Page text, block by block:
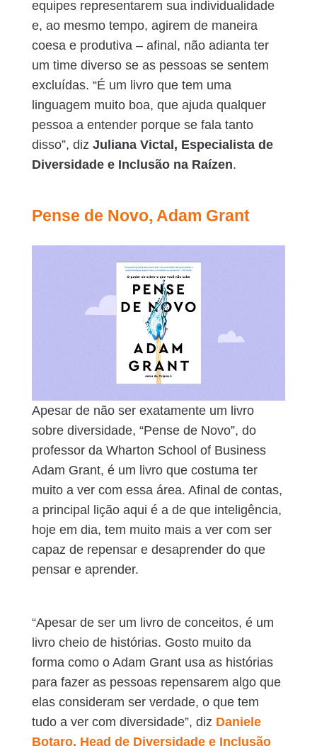
equipes representarem sua individualidade
e, ao mesmo tempo, agirem de maneira
coesa e produtiva – afinal, não adianta ter
um time diverso se as pessoas se sentem
excluídas. “É um livro que tem uma
linguagem muito boa, que ajuda qualquer
pessoa a entender porque se fala tanto
disso”, diz Juliana Victal, Especialista de
Diversidade e Inclusão na Raízen.
Pense de Novo, Adam Grant
Apesar de não ser exatamente um livro
sobre diversidade, “Pense de Novo”, do
professor da Wharton School of Business
Adam Grant, é um livro que costuma ter
muito a ver com essa área. Afinal de contas,
a principal lição aqui é a de que inteligência,
hoje em dia, tem muito mais a ver com ser
capaz de repensar e desaprender do que
pensar e aprender.
“Apesar de ser um livro de conceitos, é um
livro cheio de histórias. Gosto muito da
forma como o Adam Grant usa as histórias
para fazer as pessoas repensarem algo que
elas consideram ser verdade, o que tem
tudo a ver com diversidade”, diz Daniele
Botaro, Head de Diversidade e Inclusão